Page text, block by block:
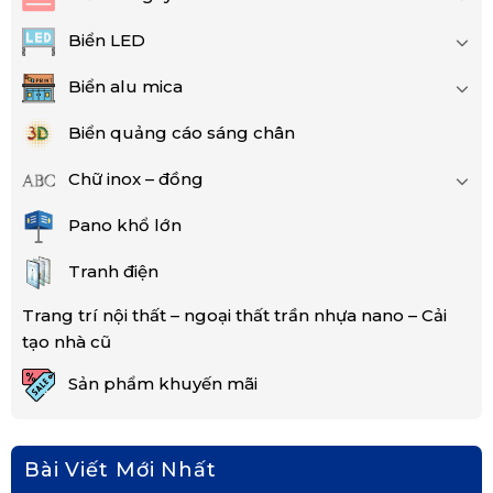
Biển LED
Biển alu mica
Biển quảng cáo sáng chân
Chữ inox – đồng
Pano khổ lớn
Tranh điện
Trang trí nội thất – ngoại thất trần nhựa nano – Cải
tạo nhà cũ
Sản phẩm khuyến mãi
Bài Viết Mới Nhất